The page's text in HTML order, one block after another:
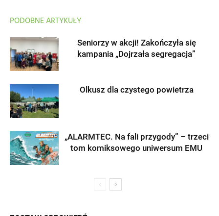
PODOBNE ARTYKUŁY
Seniorzy w akcji! Zakończyła się
kampania „Dojrzała segregacja”
Olkusz dla czystego powietrza
„ALARMTEC. Na fali przygody” – trzeci
tom komiksowego uniwersum EMU